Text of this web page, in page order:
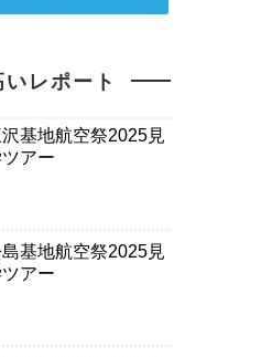
レポート
沢基地航空祭2025見
アー
基地航空祭2025見
アー